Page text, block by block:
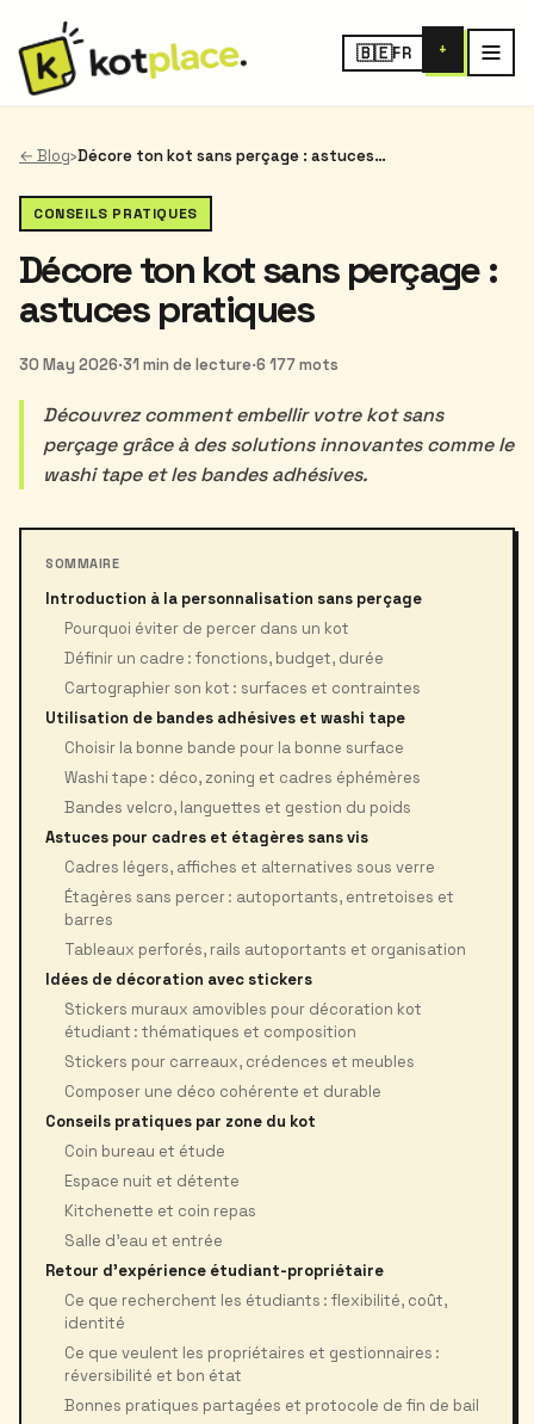
🇧🇪FR +
← Blog› Décore ton kot sans perçage : astuces pratiques
CONSEILS PRATIQUES
Décore ton kot sans perçage :
astuces pratiques
30 May 2026·31 min de lecture·6 177 mots
Découvrez comment embellir votre kot sans
perçage grâce à des solutions innovantes comme le
washi tape et les bandes adhésives.
SOMMAIRE
Introduction à la personnalisation sans perçage
Pourquoi éviter de percer dans un kot
Définir un cadre : fonctions, budget, durée
Cartographier son kot : surfaces et contraintes
Utilisation de bandes adhésives et washi tape
Choisir la bonne bande pour la bonne surface
Washi tape : déco, zoning et cadres éphémères
Bandes velcro, languettes et gestion du poids
Astuces pour cadres et étagères sans vis
Cadres légers, affiches et alternatives sous verre
Étagères sans percer : autoportants, entretoises et
barres
Tableaux perforés, rails autoportants et organisation
Idées de décoration avec stickers
Stickers muraux amovibles pour décoration kot
étudiant : thématiques et composition
Stickers pour carreaux, crédences et meubles
Composer une déco cohérente et durable
Conseils pratiques par zone du kot
Coin bureau et étude
Espace nuit et détente
Kitchenette et coin repas
Salle d’eau et entrée
Retour d'expérience étudiant-propriétaire
Ce que recherchent les étudiants : flexibilité, coût,
identité
Ce que veulent les propriétaires et gestionnaires :
réversibilité et bon état
Bonnes pratiques partagées et protocole de fin de bail